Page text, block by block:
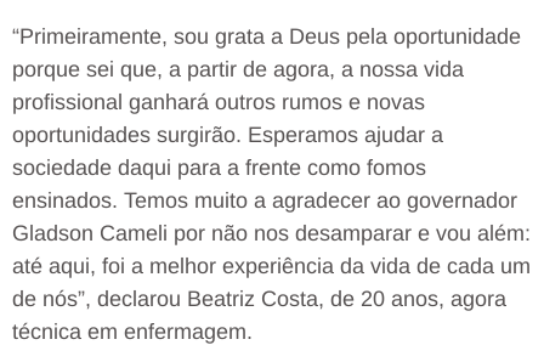
“Primeiramente, sou grata a Deus pela oportunidade
porque sei que, a partir de agora, a nossa vida
profissional ganhará outros rumos e novas
oportunidades surgirão. Esperamos ajudar a
sociedade daqui para a frente como fomos
ensinados. Temos muito a agradecer ao governador
Gladson Cameli por não nos desamparar e vou além:
até aqui, foi a melhor experiência da vida de cada um
de nós”, declarou Beatriz Costa, de 20 anos, agora
técnica em enfermagem.